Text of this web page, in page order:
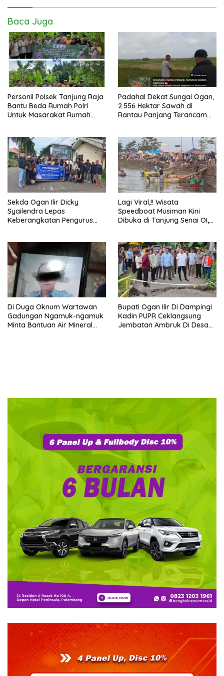
Baca Juga
Personil Polsek Tanjung Raja
Bantu Beda Rumah Polri
Untuk Masarakat Rumah
Padahal Dekat Sungai Ogan,
2.556 Hektar Sawah di
Rantau Panjang Terancam
Sekda Ogan Ilir Dicky
Syailendra Lepas
Keberangkatan Pengurus
Lagi Viral,!! Wisata
Speedboat Musiman Kini
Dibuka di Tanjung Senai OI,
Di Duga Oknum Wartawan
Gadungan Ngamuk-ngamuk
Minta Bantuan Air Mineral
Bupati Ogan Ilir Di Dampingi
Kadin PUPR Ceklangsung
Jembatan Ambruk Di Desa